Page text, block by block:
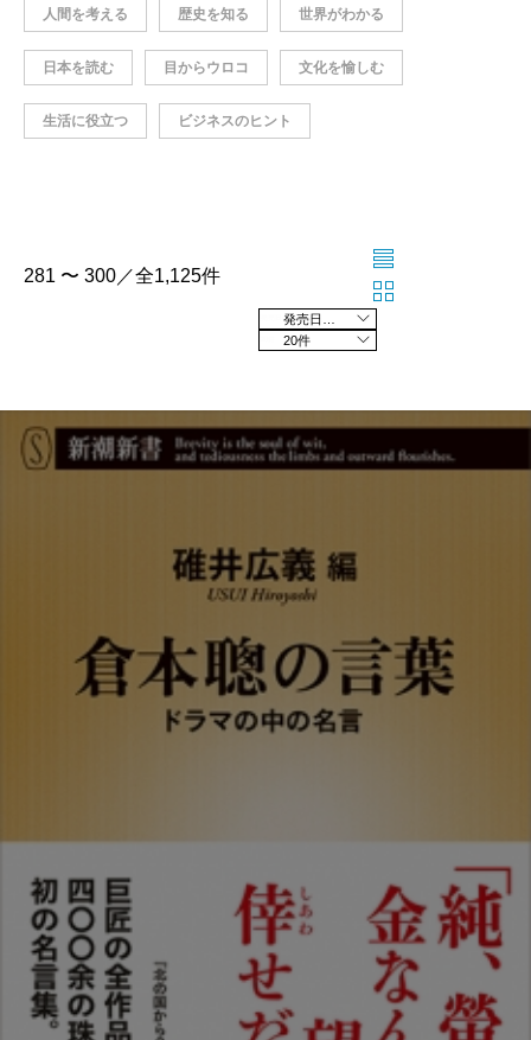
人間を考える 歴史を知る 世界がわかる
日本を読む 目からウロコ 文化を愉しむ
生活に役立つ ビジネスのヒント
281 〜 300／全1,125件
20件